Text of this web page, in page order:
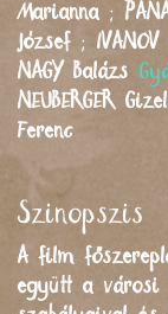
Marianna ;
József ; IVANOV
NAGY Balázs
NEUBERGER
Ferenc
Szinopszis
A film
együtt a városi